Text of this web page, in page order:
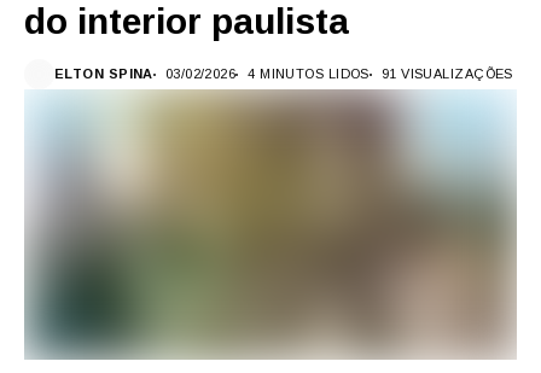
do interior paulista
ELTON SPINA 03/02/2026 4 MINUTOS LIDOS 91 VISUALIZAÇÕES